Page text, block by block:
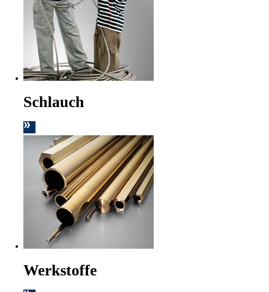
Schlauch
Werkstoffe